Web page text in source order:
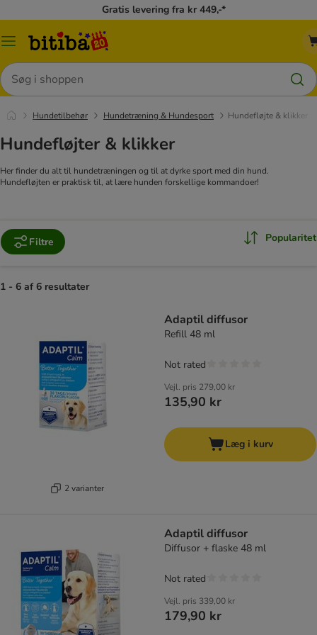
Gratis levering fra kr 449,-*
Menu
Søg
Hundetilbehør Hundetræning & Hundesport Hundefløjte & klikker
Hundefløjter & klikker
Her finder du alt til hundetræningen og til at dyrke sport med din hund.
Hundefløjten er praktisk til, at lære hunden forskellige kommandoer!
Filtre Popularitet
1 - 6 af 6 resultater
2 varianter
Adaptil diffusor
Refill 48 ml
Vejl. pris 279,00 kr
135,90 kr
Not rated
Læg i kurv
Adaptil diffusor
Diffusor + flaske 48 ml
Vejl. pris 339,00 kr
179,90 kr
Not rated